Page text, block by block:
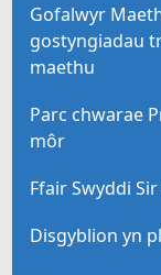
Gofalwyr
gostyngiadau
maethu
Parc chwarae
môr
Ffair Swyddi
Disgyblion yn